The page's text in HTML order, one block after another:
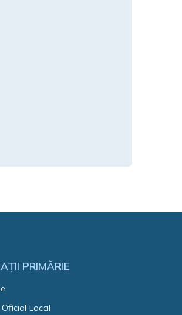
PRIMĂRIE
Local